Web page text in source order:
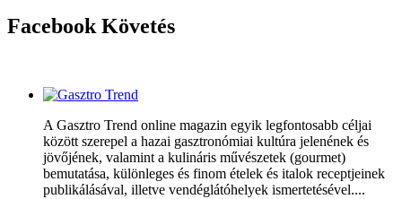
FacebookKövetés
A Gasztro Trend online magazin egyik legfontosabb céljai
között szerepel a hazai gasztronómiai kultúra jelenének és
jövőjének, valamint a kulináris művészetek (gourmet)
bemutatása, különleges és finom ételek és italok receptjeinek
publikálásával, illetve vendéglátóhelyek ismertetésével....